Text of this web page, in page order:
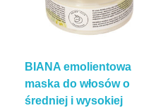
ENGLISH
TEST POROWATOŚCI
BIANA emolientowa
maska do włosów o
średniej i wysokiej